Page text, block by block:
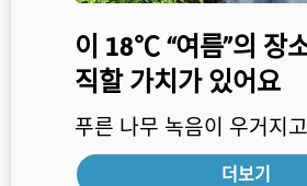
이 18℃ “여름”의 장
직할 가치가 있어요
푸른 나무 녹음이 우거지
더보기